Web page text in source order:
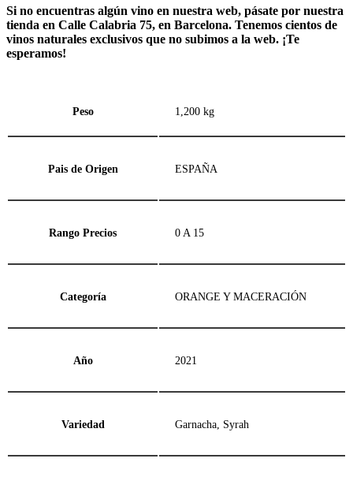
Si no encuentras algún vino en nuestra web, pásate por nuestra
tienda en Calle Calabria 75, en Barcelona. Tenemos cientos de
vinos naturales exclusivos que no subimos a la web. ¡Te
esperamos!
Peso 1,200 kg
Pais de Origen ESPAÑA
Rango Precios 0 A 15
Categoría ORANGE Y MACERACIÓN
Año 2021
Variedad Garnacha, Syrah